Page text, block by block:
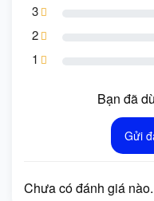
3
2
1
Bạn đã
Gửi
Chưa có đánh giá nào.